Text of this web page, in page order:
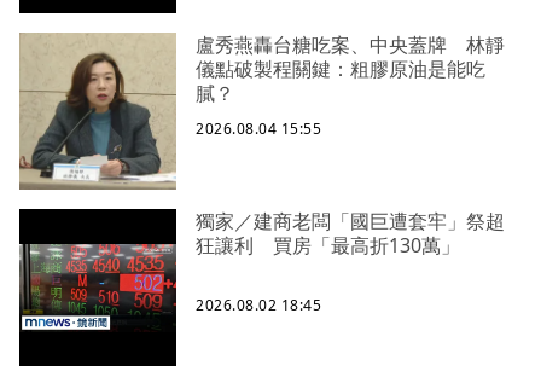
盧秀燕轟台糖吃案、中央蓋牌 林靜
儀點破製程關鍵：粗膠原油是能吃
膩？
2026.08.04 15:55
獨家／建商老闆「國巨遭套牢」祭超
狂讓利 買房「最高折130萬」
2026.08.02 18:45